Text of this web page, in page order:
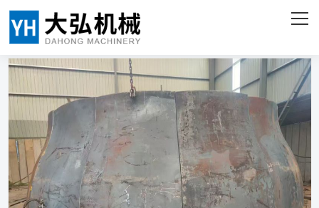
网站首页
产品中心
客户案例
企业实力
新闻资讯